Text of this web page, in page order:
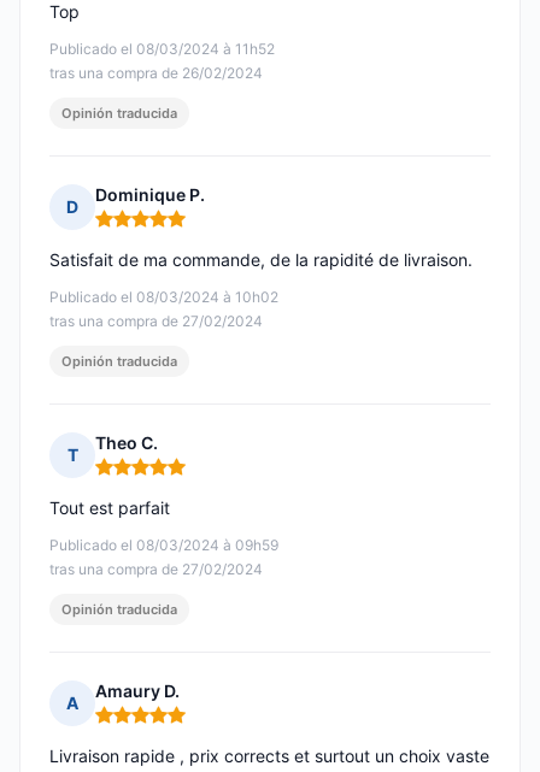
Publicado el 08/03/2024 à 11h52
tras una compra de 26/02/2024
Top
Opinión traducida
D
Dominique P.
Nota: 5 de 5
Publicado el 08/03/2024 à 10h02
tras una compra de 27/02/2024
Satisfait de ma commande, de la rapidité de livraison.
Opinión traducida
T
Theo C.
Nota: 5 de 5
Publicado el 08/03/2024 à 09h59
tras una compra de 27/02/2024
Tout est parfait
Opinión traducida
A
Amaury D.
Nota: 5 de 5
Livraison rapide , prix corrects et surtout un choix vaste